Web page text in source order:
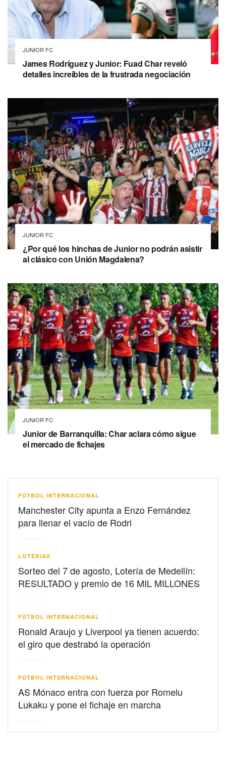
JUNIOR FC
James Rodríguez y Junior: Fuad Char reveló
detalles increíbles de la frustrada negociación
JUNIOR FC
¿Por qué los hinchas de Junior no podrán asistir
al clásico con Unión Magdalena?
JUNIOR FC
Junior de Barranquilla: Char aclara cómo sigue
el mercado de fichajes
FÚTBOL INTERNACIONAL
Manchester City apunta a Enzo Fernández
para llenar el vacío de Rodri
LOTERIAS
Sorteo del 7 de agosto, Lotería de Medellín:
RESULTADO y premio de 16 MIL MILLONES
FÚTBOL INTERNACIONAL
Ronald Araujo y Liverpool ya tienen acuerdo:
el giro que destrabó la operación
FÚTBOL INTERNACIONAL
AS Mónaco entra con fuerza por Romelu
Lukaku y pone el fichaje en marcha